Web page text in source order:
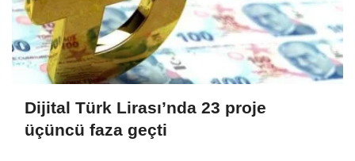
Dijital Türk Lirası’nda 23 proje
üçüncü faza geçti